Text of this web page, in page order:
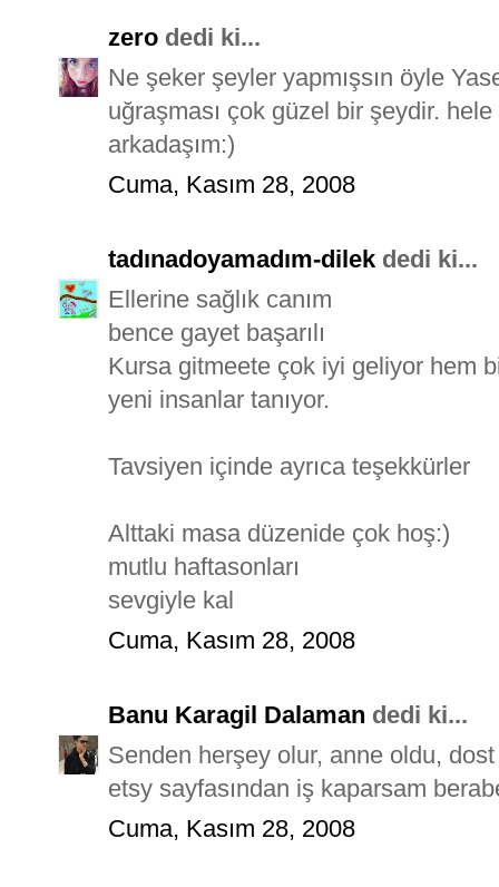
zero dedi ki...
Ne şeker şeyler yapmışsın öyle
uğraşması çok güzel bir şeydir.
arkadaşım:)
Cuma, Kasım 28, 2008
tadınadoyamadım-dilek dedi ki...
Ellerine sağlık canım
bence gayet başarılı
Kursa gitmeete çok iyi geliyor hem
yeni insanlar tanıyor.
Tavsiyen içinde ayrıca teşekkürler
Alttaki masa düzenide çok hoş:)
mutlu haftasonları
sevgiyle kal
Cuma, Kasım 28, 2008
Banu Karagil Dalaman dedi ki...
Senden herşey olur, anne oldu,
etsy sayfasından iş kaparsam
Cuma, Kasım 28, 2008